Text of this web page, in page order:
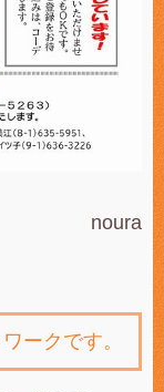
noura
ークです。